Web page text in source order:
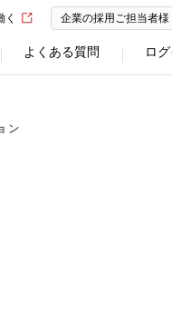
く 企業の採用ご担当者様
よくある質問 ロ
ン